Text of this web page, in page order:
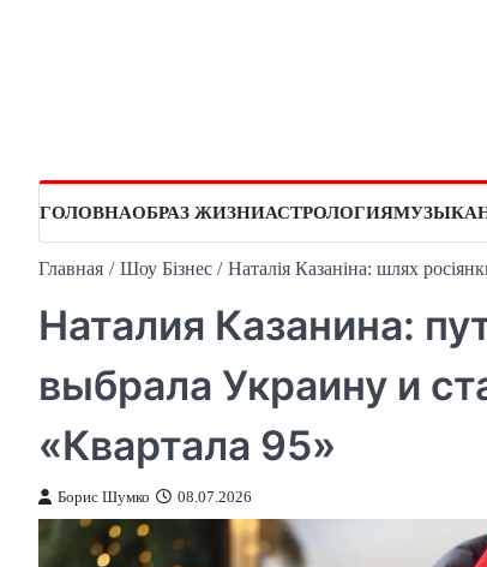
ГОЛОВНАОБРАЗ ЖИЗНИАСТРОЛОГИЯМУЗЫКА
Главная Шоу Бізнес Наталія Казаніна: шлях
Наталия Казанина:
выбрала Украину и
«Квартала 95»
Борис Шумко 08.07.2026